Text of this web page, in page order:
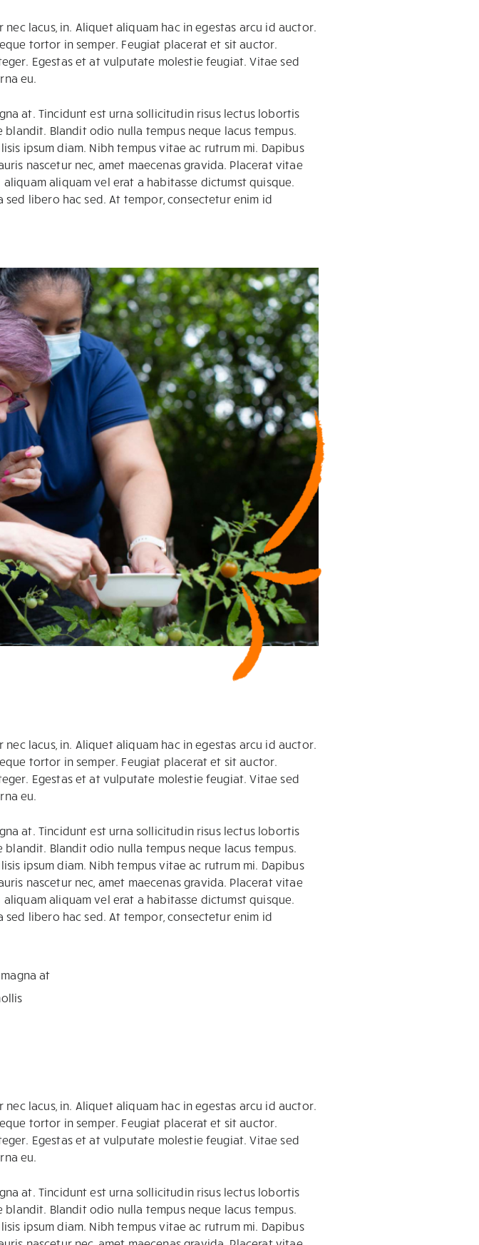
lacus, in. Aliquet aliquam hac in egestas arcu id auctor.
tortor in semper. Feugiat placerat et sit auctor.
Egestas et at vulputate molestie feugiat. Vitae sed
eu.
at. Tincidunt est urna sollicitudin risus lectus lobortis
Blandit odio nulla tempus neque lacus tempus.
ipsum diam. Nibh tempus vitae ac rutrum mi. Dapibus
nascetur nec, amet maecenas gravida. Placerat vitae
aliquam vel erat a habitasse dictumst quisque.
libero hac sed. At tempor, consectetur enim id
lacus, in. Aliquet aliquam hac in egestas arcu id auctor.
tortor in semper. Feugiat placerat et sit auctor.
Egestas et at vulputate molestie feugiat. Vitae sed
eu.
at. Tincidunt est urna sollicitudin risus lectus lobortis
Blandit odio nulla tempus neque lacus tempus.
ipsum diam. Nibh tempus vitae ac rutrum mi. Dapibus
nascetur nec, amet maecenas gravida. Placerat vitae
aliquam vel erat a habitasse dictumst quisque.
libero hac sed. At tempor, consectetur enim id
at
lacus, in. Aliquet aliquam hac in egestas arcu id auctor.
tortor in semper. Feugiat placerat et sit auctor.
Egestas et at vulputate molestie feugiat. Vitae sed
eu.
at. Tincidunt est urna sollicitudin risus lectus lobortis
Blandit odio nulla tempus neque lacus tempus.
ipsum diam. Nibh tempus vitae ac rutrum mi. Dapibus